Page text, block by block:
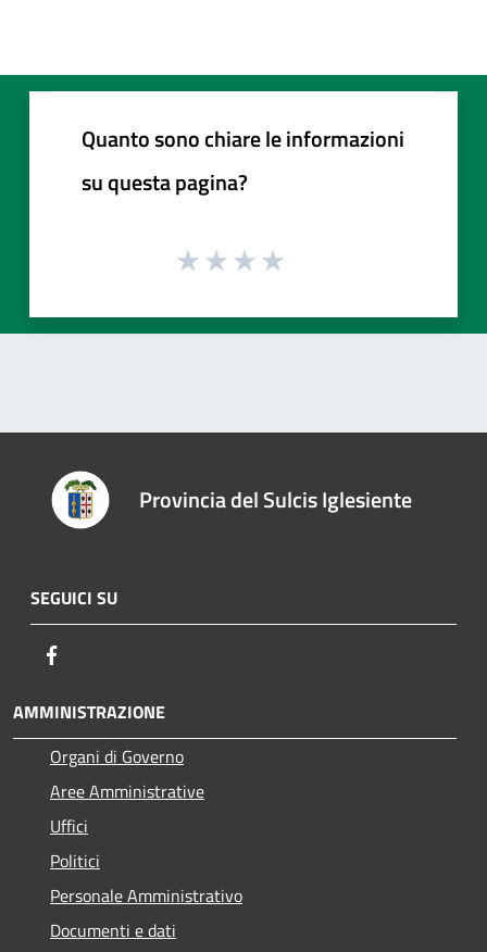
Quanto sono chiare le informazioni
su questa pagina?
Provincia del Sulcis Iglesiente
SEGUICI SU
AMMINISTRAZIONE
Organi di Governo
Aree Amministrative
Uffici
Politici
Personale Amministrativo
Documenti e dati